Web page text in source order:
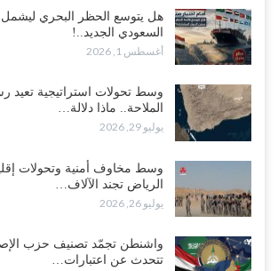
هل يتوسع الحظر البحري ليشمل
السعودي الجديد..!
أغسطس 1, 2026
وسط تحولات استراتيجية تعيد
الملاحة.. ماذا دلالة…
يوليو 29, 2026
وسط مخاوف أمنية وتحولات
الرياض تجند الآلاف…
يوليو 26, 2026
واشنطن تجمّد تصنيف حزب
تتحدث عن اعتبارات…